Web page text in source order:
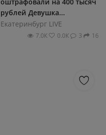
рублей Девушка...
Екатеринбург LIVE
7.0К 0.0К 3 16